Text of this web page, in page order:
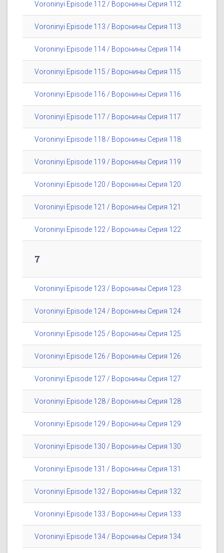
Voroninyi Episode 112 / Воронины Серия 112
Voroninyi Episode 113 / Воронины Серия 113
Voroninyi Episode 114 / Воронины Серия 114
Voroninyi Episode 115 / Воронины Серия 115
Voroninyi Episode 116 / Воронины Серия 116
Voroninyi Episode 117 / Воронины Серия 117
Voroninyi Episode 118 / Воронины Серия 118
Voroninyi Episode 119 / Воронины Серия 119
Voroninyi Episode 120 / Воронины Серия 120
Voroninyi Episode 121 / Воронины Серия 121
Voroninyi Episode 122 / Воронины Серия 122
7
Voroninyi Episode 123 / Воронины Серия 123
Voroninyi Episode 124 / Воронины Серия 124
Voroninyi Episode 125 / Воронины Серия 125
Voroninyi Episode 126 / Воронины Серия 126
Voroninyi Episode 127 / Воронины Серия 127
Voroninyi Episode 128 / Воронины Серия 128
Voroninyi Episode 129 / Воронины Серия 129
Voroninyi Episode 130 / Воронины Серия 130
Voroninyi Episode 131 / Воронины Серия 131
Voroninyi Episode 132 / Воронины Серия 132
Voroninyi Episode 133 / Воронины Серия 133
Voroninyi Episode 134 / Воронины Серия 134